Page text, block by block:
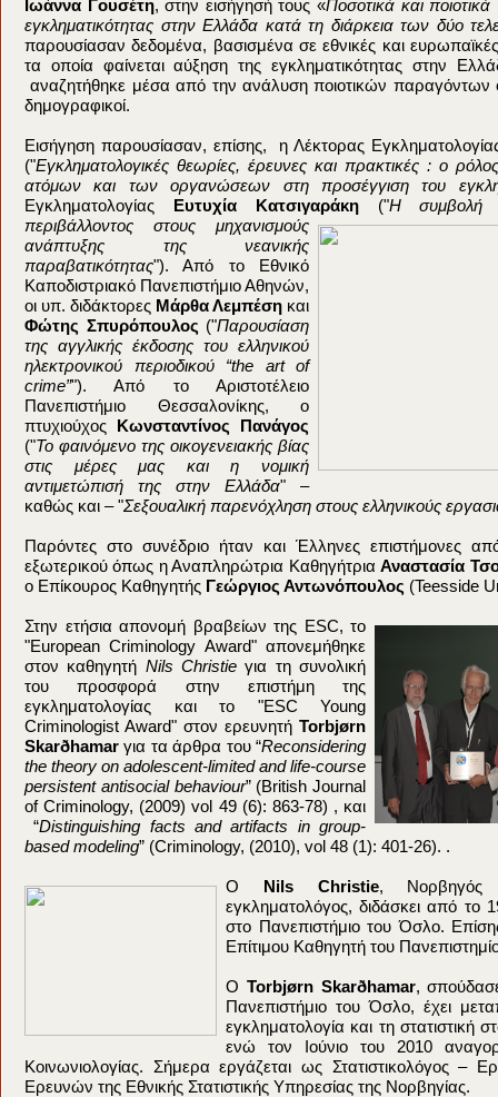
Ιωάννα Γουσέτη, στην εισήγησή τους «Ποσοτικά και
εγκληματικότητας στην Ελλάδα κατά τη διάρκεια των δύο
παρουσίασαν δεδομένα, βασισμένα σε εθνικές και
τα οποία φαίνεται αύξηση της εγκληματικότητας στην
αναζητήθηκε μέσα από την ανάλυση ποιοτικών παραγόντων
δημογραφικοί.
Εισήγηση παρουσίασαν, επίσης, η Λέκτορας
("Εγκληματολογικές θεωρίες, έρευνες και πρακτικές : ο
ατόμων και των οργανώσεων στη προσέγγιση του
Εγκληματολογίας Ευτυχία Κατσιγαράκη("Η συμβολή
περιβάλλοντος στους μηχανισμούς
ανάπτυξης της νεανικής
παραβατικότητας"). Από το Εθνικό
Καποδιστριακό Πανεπιστήμιο Αθηνών,
οι υπ. διδάκτορες Μάρθα Λεμπέση και
Φώτης Σπυρόπουλος ("Παρουσίαση
της αγγλικής έκδοσης του ελληνικού
ηλεκτρονικού περιοδικού “the art of
crime”"). Από το Αριστοτέλειο
Πανεπιστήμιο Θεσσαλονίκης, ο
πτυχιούχος Κωνσταντίνος Πανάγος
("Το φαινόμενο της οικογενειακής βίας
στις μέρες μας και η νομική
αντιμετώπισή της στην Ελλάδα" –
καθώς και – "Σεξουαλική παρενόχληση στους ελληνικούς
Παρόντες στο συνέδριο ήταν και Έλληνες επιστήμονες
εξωτερικού όπως η Αναπληρώτρια ΚαθηγήτριαΑναστασία
ο Επίκουρος Καθηγητής Γεώργιος Αντωνόπουλος (Teesside
Στην ετήσια απονομή βραβείων της ESC, το
"European Criminology Award" απονεμήθηκε
στον καθηγητή Nils Christie για τη συνολική
του προσφορά στην επιστήμη της
εγκληματολογίας και το "ESC Young
Criminologist Award" στον ερευνητή Torbjørn
Skarðhamar για τα άρθρα του “Reconsidering
the theory on adolescent-limited and life-course
persistent antisocial behaviour” (British Journal
of Criminology, (2009) vol 49 (6): 863-78) , και
“Distinguishing facts and artifacts in group-
based modeling” (Criminology, (2010), vol 48 (1): 401-26). .
O Nils Christie, Νορβηγός
εγκληματολόγος, διδάσκει από το
στο Πανεπιστήμιο του Όσλο.
Επίτιμου Καθηγητή του
Ο Torbjørn Skarðhamar,
Πανεπιστήμιο του Όσλο, έχει
εγκληματολογία και τη στατιστική
ενώ τον Ιούνιο του 2010
Κοινωνιολογίας. Σήμερα εργάζεται ως Στατιστικολόγος –
Ερευνών της Εθνικής Στατιστικής Υπηρεσίας της Νορβηγίας.